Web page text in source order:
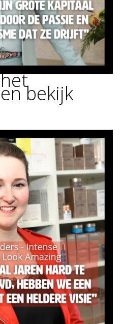
bekijk